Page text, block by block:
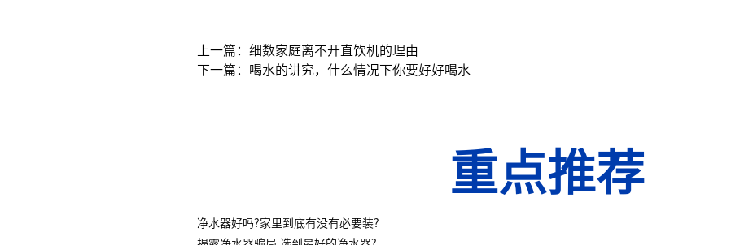
上一篇：细数家庭离不开直饮机的理由
下一篇：喝水的讲究，什么情况下你要好好喝水
重点推荐
净水器好吗?家里到底有没有必要装?